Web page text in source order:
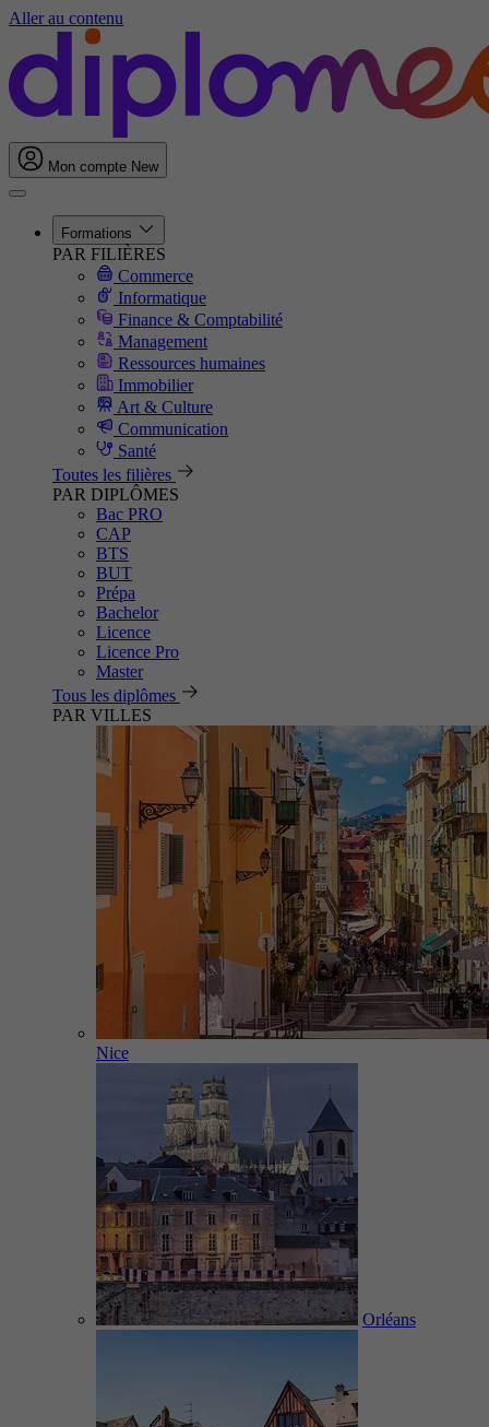
Aller au contenu
Mon compte New
Formations
PAR FILIÈRES
Commerce
Informatique
Finance & Comptabilité
Management
Ressources humaines
Immobilier
Art & Culture
Communication
Santé
Toutes les filières
PAR DIPLÔMES
Bac PRO
CAP
BTS
BUT
Prépa
Bachelor
Licence
Licence Pro
Master
Tous les diplômes
PAR VILLES
Nice
Orléans